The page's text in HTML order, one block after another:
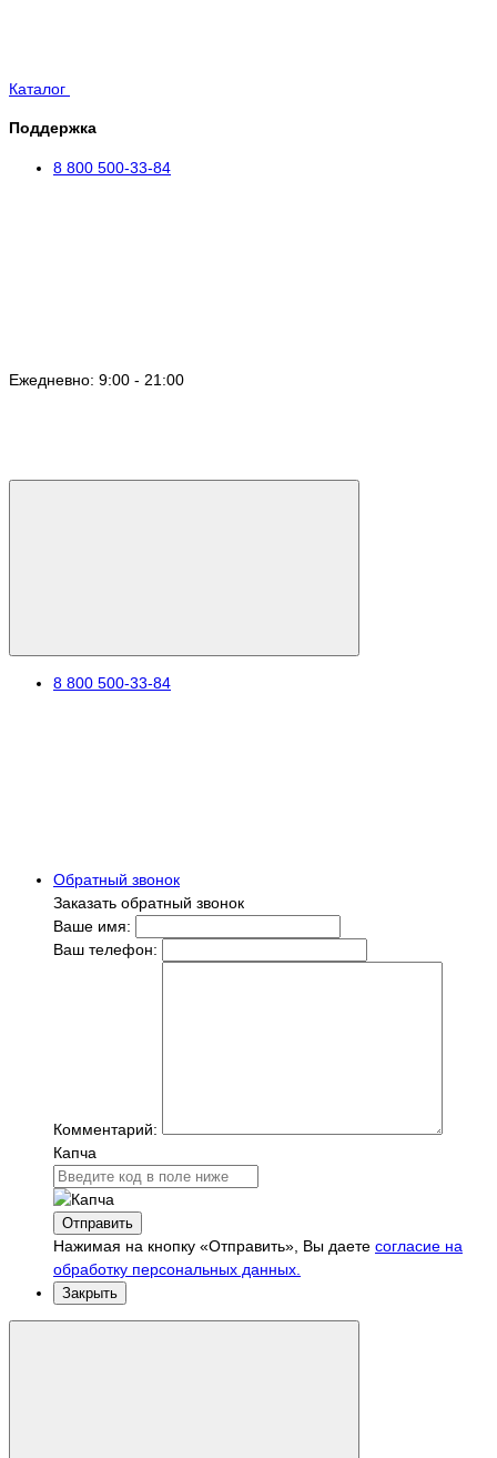
Каталог
Поддержка
8 800 500-33-84
Ежедневно: 9:00 - 21:00
8 800 500-33-84
Обратный звонок
Заказать обратный звонок
Ваше имя:
Ваш телефон:
Комментарий:
Капча
Отправить
Нажимая на кнопку «Отправить», Вы даете согласие на
обработку персональных данных.
Закрыть